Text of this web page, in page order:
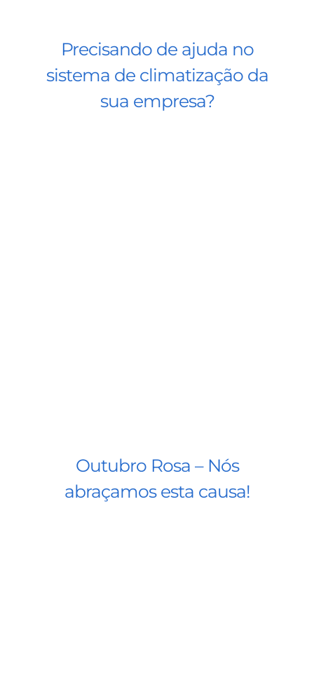
Precisando de ajuda no
sistema de climatização da
sua empresa?
Outubro Rosa – Nós
abraçamos esta causa!